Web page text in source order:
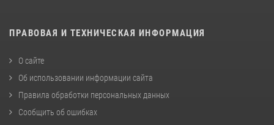
ПРАВОВАЯ И ТЕХНИЧЕСКАЯ ИНФОРМАЦИЯ
О сайте
Об использовании информации сайта
Правила обработки персональных данных
Сообщить об ошибках